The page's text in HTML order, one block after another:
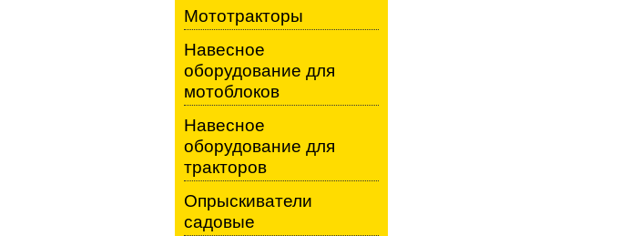
Мототракторы
Навесное
оборудование для
мотоблоков
Навесное
оборудование для
тракторов
Опрыскиватели
садовые